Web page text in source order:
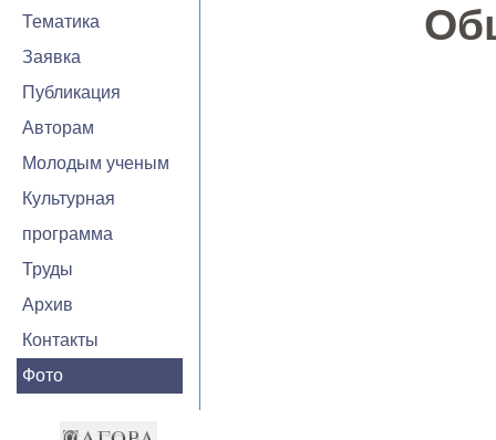
Тематика
Заявка
Публикация
Авторам
Молодым ученым
Культурная
программа
Труды
Архив
Контакты
Фото